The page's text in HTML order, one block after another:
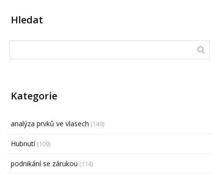
Hledat
Kategorie
analýza prvků ve vlasech (149)
Hubnutí(109)
podnikání se zárukou (114)